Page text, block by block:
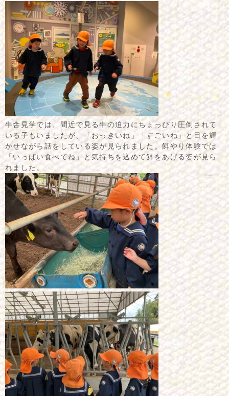
牛舎見学では、間近で見る牛の迫力にちょっぴり圧倒されて
いる子もいましたが、「おっきいね」「すごいね」と目を輝
かせながら話をしている姿が見られました。餌やり体験では
「いっぱい食べてね」と気持ちを込めて餌をあげる姿が見ら
れました。